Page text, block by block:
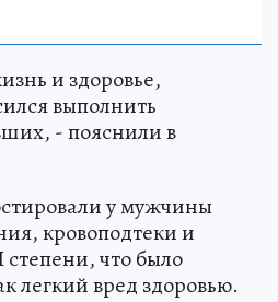
и здоровье,
выполнить
- пояснили в
у мужчины
кровоподтеки и
что было
легкий вред здоровью.